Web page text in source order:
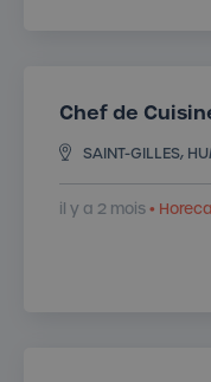
Chef de
SAINT-GILLES,
il y a 2 mois• Horeca